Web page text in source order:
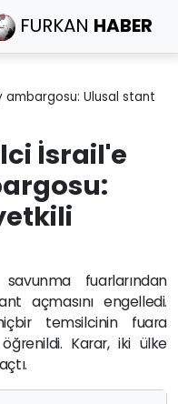
FURKAN HABER
ambargosu: Ulusal stant
İsrail'e
fuarlarından
açmasını engelledi.
temsilcinin fuara
Karar, iki ülke